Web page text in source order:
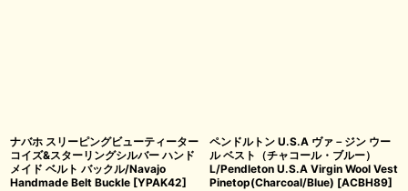
ナバホ スリーピングビューティーター
コイズ&スターリングシルバー ハンド
メイド ベルト バックル/Navajo
Handmade Belt Buckle [YPAK42]
ペンドルトン U.S.A ヴァ－ジン ウー
ル ベスト（チャコール・ブルー）
L/Pendleton U.S.A Virgin Wool Vest
Pinetop(Charcoal/Blue) [ACBH89]